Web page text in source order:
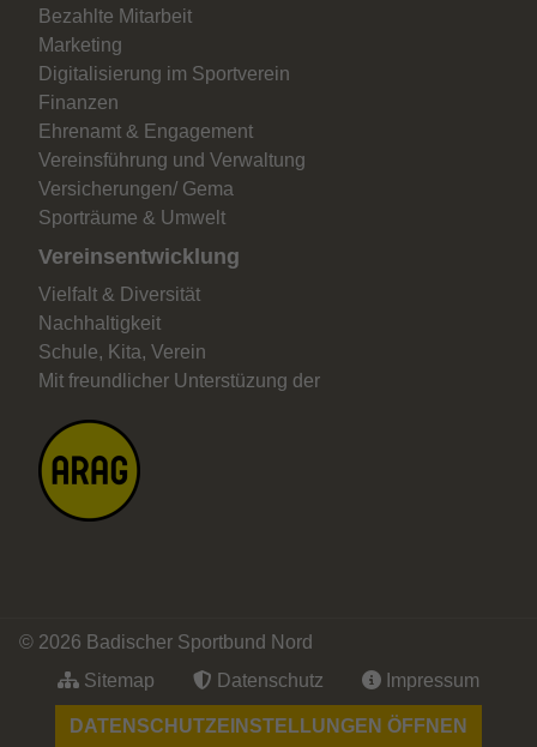
Bezahlte Mitarbeit
Marketing
Digitalisierung im Sportverein
Finanzen
Ehrenamt & Engagement
Vereinsführung und Verwaltung
Versicherungen/ Gema
Sporträume & Umwelt
Vereinsentwicklung
Vielfalt & Diversität
Nachhaltigkeit
Schule, Kita, Verein
Mit freundlicher Unterstüzung der
© 2026 Badischer Sportbund Nord
Sitemap
Datenschutz Impressum
DATENSCHUTZEINSTELLUNGEN ÖFFNEN